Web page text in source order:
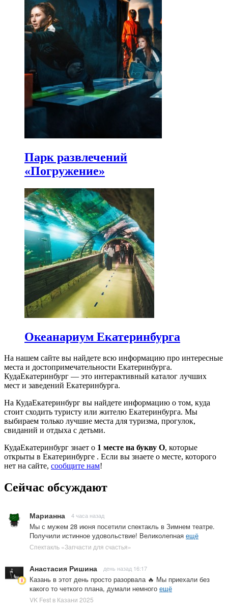
Парк развлечений
«Погружение»
Океанариум Екатеринбурга
На нашем сайте вы найдете всю информацию про интересные
места и достопримечательности Екатеринбурга.
КудаЕкатеринбург — это интерактивный каталог лучших
мест и заведений Екатеринбурга.
На КудаЕкатеринбург вы найдете информацию о том, куда
стоит сходить туристу или жителю Екатеринбурга. Мы
выбираем только лучшие места для туризма, прогулок,
свиданий и отдыха с детьми.
КудаЕкатеринбург знает о 1 месте на букву О, которые
открыты в Екатеринбурге . Если вы знаете о месте, которого
нет на сайте, сообщите нам!
Сейчас обсуждают
Марианна 4 часа назад
Мы с мужем 28 июня посетили спектакль в Зимнем театре.
Получили истинное удовольствие! Великолепная ещё
Спектакль «Запчасти для счастья»
Анастасия Ришина день назад 16:17
Казань в этот день просто разорвала 🔥 Мы приехали без
какого то четкого плана, думали немного ещё
VK Fest в Казани 2025